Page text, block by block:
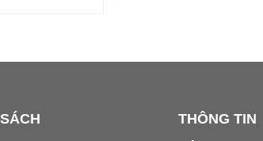
THÔNG TIN